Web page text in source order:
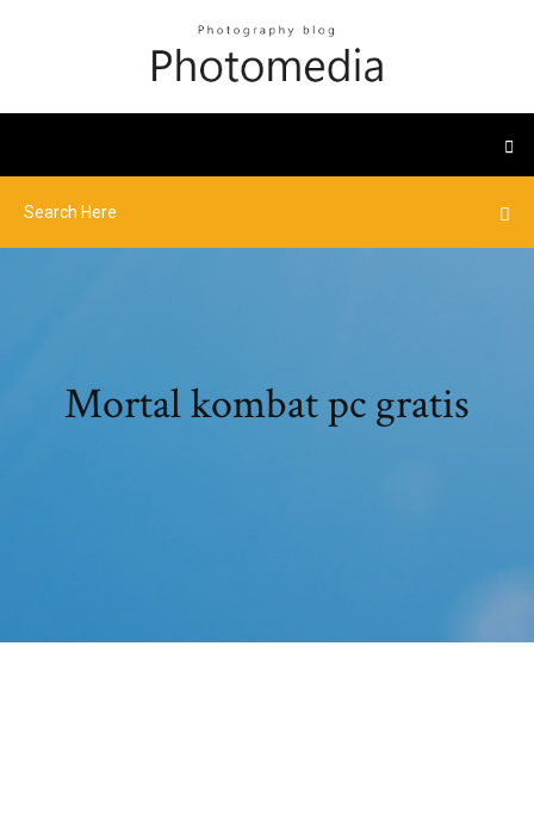
Mortal kombat pc gratis